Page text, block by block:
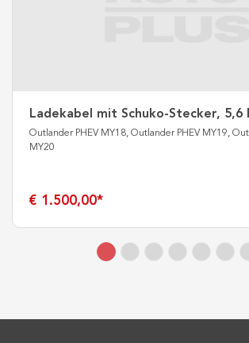
Ladekabel mit Schuko-Stecker, 5,6
Outlander PHEV MY18, Outlander PHEV MY19,
MY20
€ 1.500,00*